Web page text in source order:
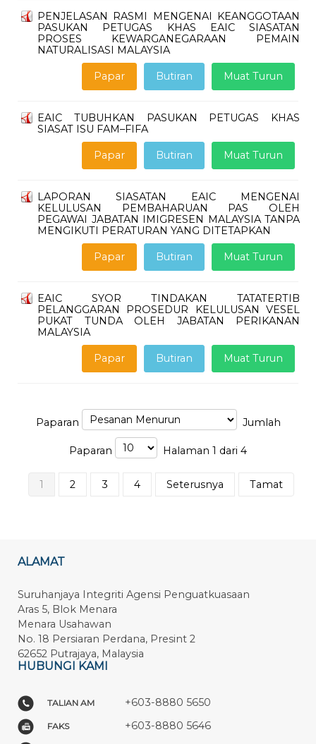
PENJELASAN RASMI MENGENAI KEANGGOTAAN
PASUKAN PETUGAS KHAS EAIC SIASATAN
PROSES KEWARGANEGARAAN PEMAIN
NATURALISASI MALAYSIA
Muat Turun
Butiran
Papar
EAIC TUBUHKAN PASUKAN PETUGAS KHAS
SIASAT ISU FAM–FIFA
Muat Turun
Butiran
Papar
LAPORAN SIASATAN EAIC MENGENAI
KELULUSAN PEMBAHARUAN PAS OLEH
PEGAWAI JABATAN IMIGRESEN MALAYSIA TANPA
MENGIKUTI PERATURAN YANG DITETAPKAN
Muat Turun
Butiran
Papar
EAIC SYOR TINDAKAN TATATERTIB
PELANGGARAN PROSEDUR KELULUSAN VESEL
PUKAT TUNDA OLEH JABATAN PERIKANAN
MALAYSIA
Muat Turun
Butiran
Papar
Paparan Jumlah
Paparan Halaman 1 dari 4
1 2 3 4 Seterusnya Tamat
ALAMAT
Suruhanjaya Integriti Agensi Penguatkuasaan
Aras 5, Blok Menara
Menara Usahawan
No. 18 Persiaran Perdana, Presint 2
62652 Putrajaya, Malaysia
HUBUNGI KAMI
TALIAN AM +603-8880 5650
FAKS
+603-8880 5646